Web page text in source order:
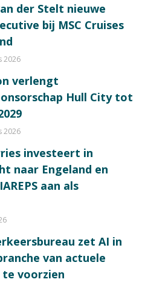
der Stelt nieuwe
bij MSC Cruises
2026
verlengt
Hull City tot
2026
investeert in
naar Engeland en
aan als
zet AI in
van actuele
voorzien